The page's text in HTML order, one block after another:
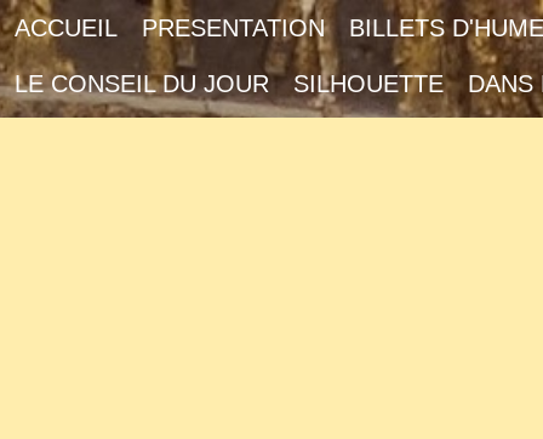
ACCUEIL PRESENTATION BILLETS
LE CONSEIL DU JOUR SILHOUETTE DANS